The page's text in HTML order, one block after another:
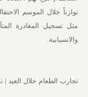
توازناً خلال الموسم
مثل تسجيل المغادرة
والانسيابية.
تجارب الطعام خلال العيد |